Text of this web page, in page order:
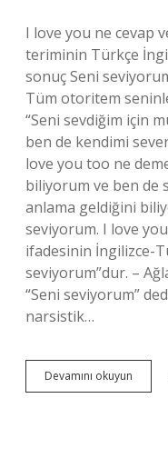
I love you ne cevap
teriminin Türkçe
sonuç Seni
Tüm otoritem
“Seni sevdiğim için
ben de kendimi
love you too ne
biliyorum ve ben de
anlama geldiğini
seviyorum. I love
ifadesinin İngilizce-
seviyorum”dur. –
“Seni seviyorum”
narsistik…
Devamını okuyun
Love